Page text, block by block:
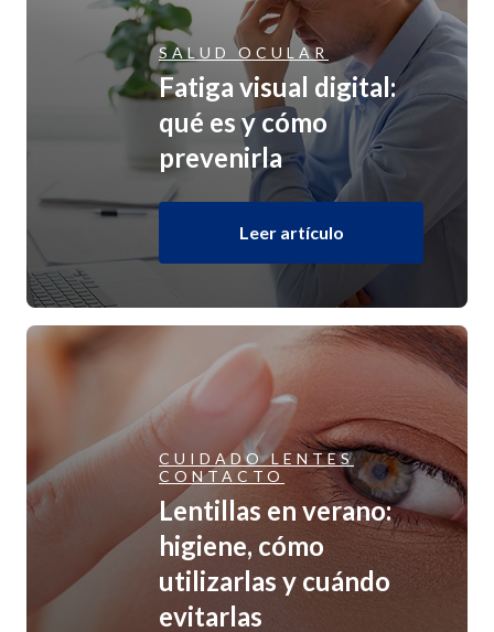
SALUD OCULAR
Fatiga visual digital:
qué es y cómo
prevenirla
Leer artículo
CUIDADO LENTES
CONTACTO
Lentillas en verano:
higiene, cómo
utilizarlas y cuándo
evitarlas